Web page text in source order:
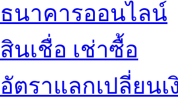
ธนาคารออนไลน์
สินเชื่อ เช่าซื้อ
อัตราแลกเปลี่ยนเ